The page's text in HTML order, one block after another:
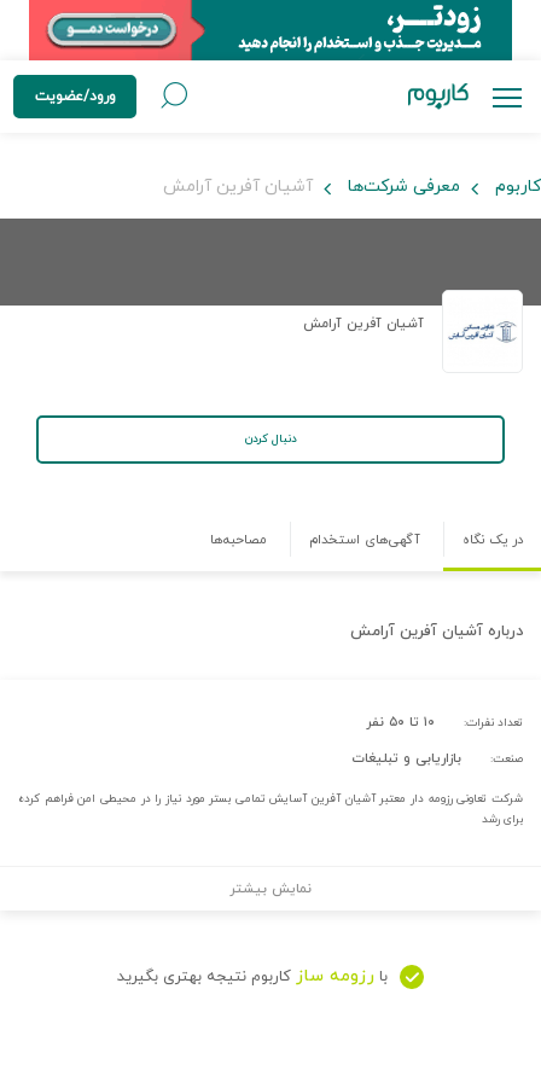
ورود/عضویت
کاربوم معرفی شرکت‌ها آشیان آفرین آرامش
آشیان آفرین آرامش
دنبال کردن
در یک نگاه آگهی‌های استخدام مصاحبه‌ها
درباره آشیان آفرین آرامش
تعداد نفرات: ۱۰ تا ۵۰ نفر
صنعت: بازاریابی و تبلیغات
شرکت تعاونی رزومه دار معتبر آشیان آفرین آسایش تمامی بستر مورد نیاز را در محیطی امن فراهم کرده
برای رشد
نمایش بیشتر
با رزومه ساز کاربوم نتیجه بهتری بگیرید